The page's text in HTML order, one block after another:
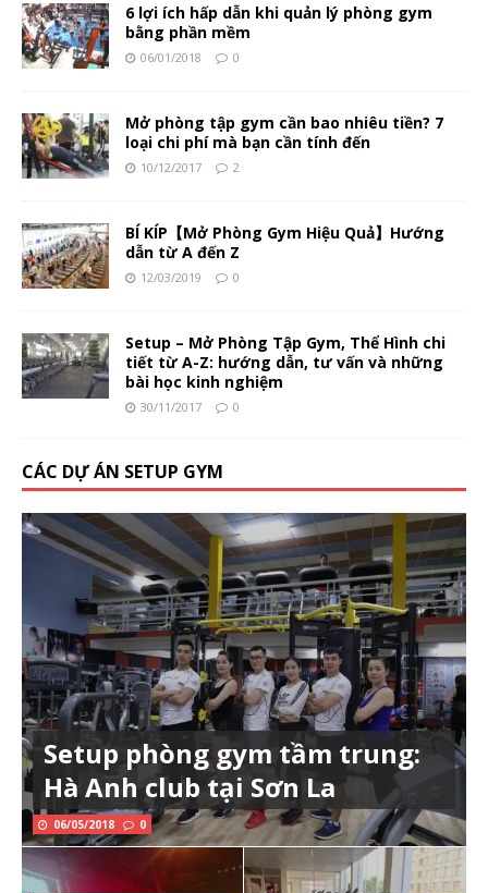
6 lợi ích hấp dẫn khi quản lý phòng gym
bằng phần mềm
06/01/2018 0
Mở phòng tập gym cần bao nhiêu tiền? 7
loại chi phí mà bạn cần tính đến
10/12/2017 2
BÍ KÍP【Mở Phòng Gym Hiệu Quả】Hướng
dẫn từ A đến Z
12/03/2019 0
Setup – Mở Phòng Tập Gym, Thể Hình chi
tiết từ A-Z: hướng dẫn, tư vấn và những
bài học kinh nghiệm
30/11/2017 0
CÁC DỰ ÁN SETUP GYM
Setup phòng gym tầm trung:
Hà Anh club tại Sơn La
06/05/2018 0